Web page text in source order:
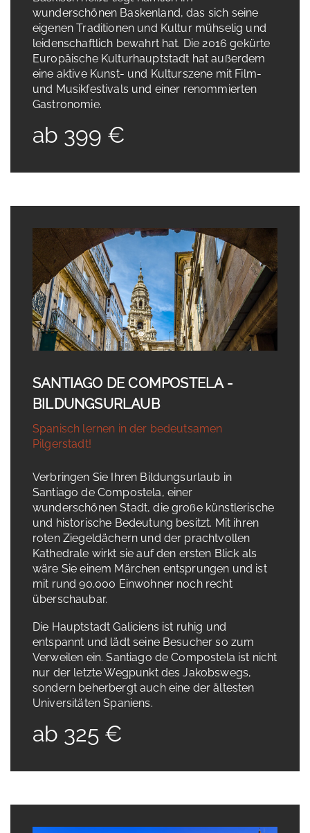
wunderschönen Baskenland, das sich seine
eigenen Traditionen und Kultur mühselig und
leidenschaftlich bewahrt hat. Die 2016 gekürte
Europäische Kulturhauptstadt hat außerdem
eine aktive Kunst- und Kulturszene mit Film-
und Musikfestivals und einer renommierten
Gastronomie.
ab 399 €
SANTIAGO DE COMPOSTELA -
BILDUNGSURLAUB
Spanisch lernen in der bedeutsamen
Pilgerstadt!
Verbringen Sie Ihren Bildungsurlaub in
Santiago de Compostela, einer
wunderschönen Stadt, die große künstlerische
und historische Bedeutung besitzt. Mit ihren
roten Ziegeldächern und der prachtvollen
Kathedrale wirkt sie auf den ersten Blick als
wäre Sie einem Märchen entsprungen und ist
mit rund 90.000 Einwohner noch recht
überschaubar.
Die Hauptstadt Galiciens ist ruhig und
entspannt und lädt seine Besucher so zum
Verweilen ein. Santiago de Compostela ist nicht
nur der letzte Wegpunkt des Jakobswegs,
sondern beherbergt auch eine der ältesten
Universitäten Spaniens.
ab 325 €